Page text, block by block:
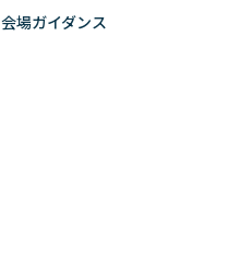
会場ガイダンス